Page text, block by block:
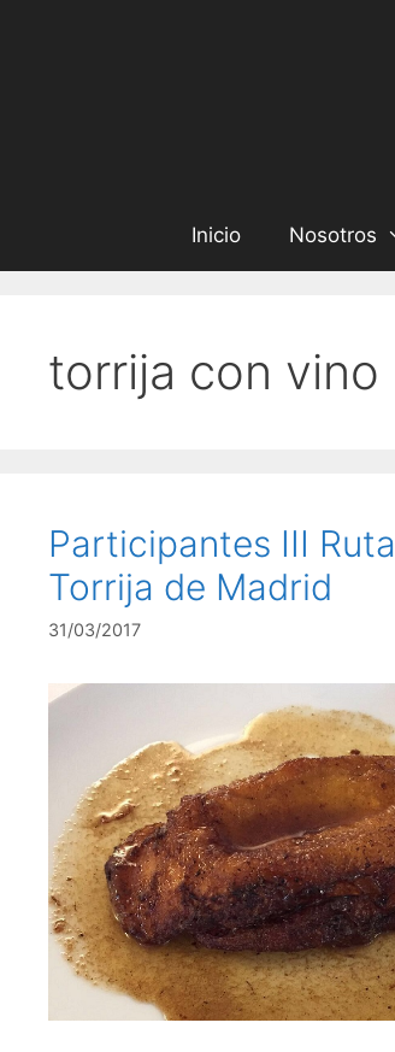
Inicio Nosotros
torrija con vino
Participantes III
Torrija de Madrid
31/03/2017